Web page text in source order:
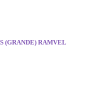
(GRANDE) RAMVEL